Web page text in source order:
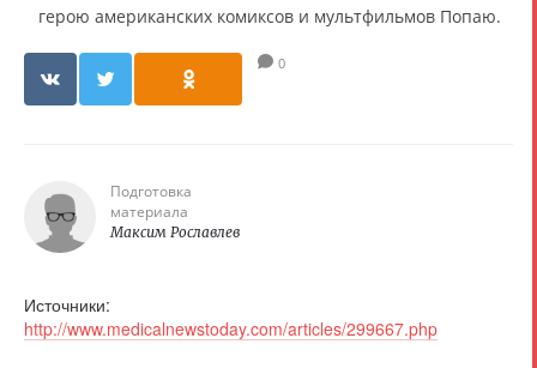
герою американских комиксов и мультфильмов Попаю.
0
Подготовка
материала
Максим Рославлев
Источники:
http://www.medicalnewstoday.com/articles/299667.php